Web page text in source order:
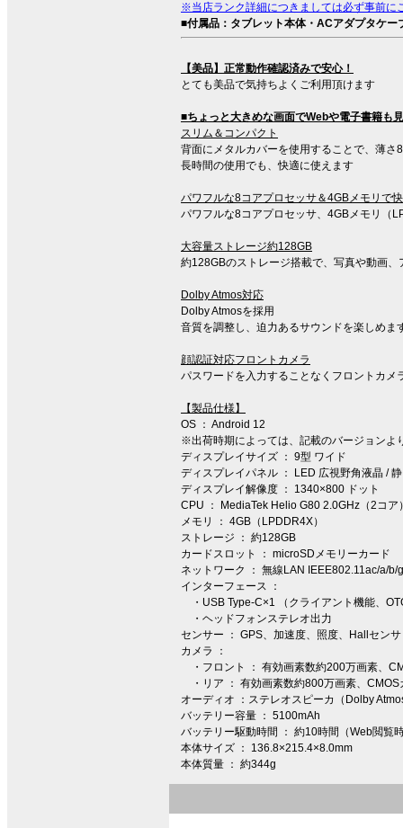
※当店ランク詳細につきましては必ず事前に
■付属品：タブレット本体・ACアダプタケー
【美品】正常動作確認済みで安心！
とても美品で気持ちよくご利用頂けます
■ちょっと大きめな画面でWebや電子書籍も
スリム＆コンパクト
背面にメタルカバーを使用することで、薄さ
長時間の使用でも、快適に使えます
パワフルな8コアプロセッサ＆4GBメモリで
パワフルな8コアプロセッサ、4GBメモリ（
大容量ストレージ約128GB
約128GBのストレージ搭載で、写真や動画
Dolby Atmos対応
Dolby Atmosを採用
音質を調整し、迫力あるサウンドを楽しめま
顔認証対応フロントカメラ
パスワードを入力することなくフロントカ
【製品仕様】
OS ： Android 12
※出荷時期によっては、記載のバージョンよ
ディスプレイサイズ ： 9型 ワイド
ディスプレイパネル ： LED 広視野角液晶 /
ディスプレイ解像度 ： 1340×800 ドット
CPU ： MediaTek Helio G80 2.0GHz（2コ
メモリ ： 4GB（LPDDR4X）
ストレージ ： 約128GB
カードスロット ： microSDメモリーカード
ネットワーク ： 無線LAN IEEE802.11ac/a/
インターフェース ：
・USB Type-C×1 （クライアント機能、
・ヘッドフォンステレオ出力
センサー ： GPS、加速度、照度、Hallセンサ
カメラ ：
・フロント ： 有効画素数約200万画素、
・リア ： 有効画素数約800万画素、CMOS
オーディオ ：ステレオスピーカ（Dolby
バッテリー容量 ： 5100mAh
バッテリー駆動時間 ： 約10時間（Web閲覧
本体サイズ ： 136.8×215.4×8.0mm
本体質量 ： 約344g